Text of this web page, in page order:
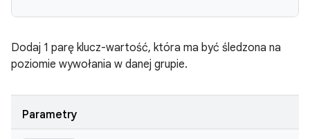
Dodaj 1 parę klucz-wartość, która ma być śledzona na
poziomie wywołania w danej grupie.
Parametry